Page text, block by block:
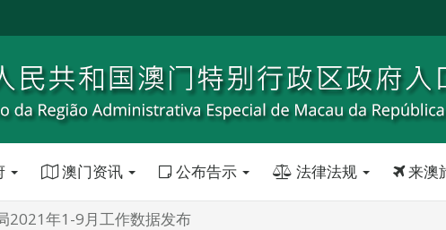
澳门资讯 公布告示 法律法规 来澳
2021年1-9月工作数据发布